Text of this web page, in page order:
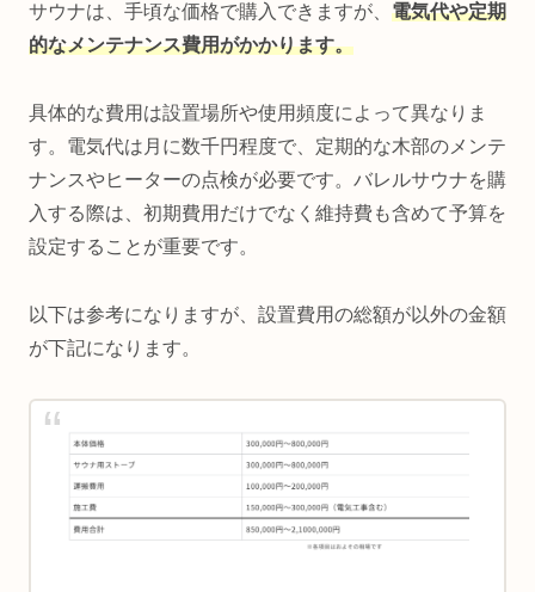
サウナは、手頃な価格で購入できますが、 電気代や定期
的なメンテナンス費用がかかります。
具体的な費用は設置場所や使用頻度によって異なりま
す。電気代は月に数千円程度で、定期的な木部のメンテ
ナンスやヒーターの点検が必要です。バレルサウナを購
入する際は、初期費用だけでなく維持費も含めて予算を
設定することが重要です。
以下は参考になりますが、設置費用の総額が以外の金額
が下記になります。